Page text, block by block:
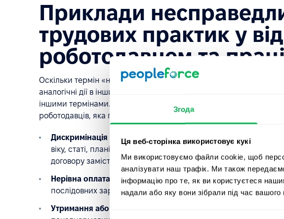
Згода
Ця веб-сторінка використовує кукі
Ми використовуємо файли cookie, щоб
аналізувати наш трафік. Ми також
інформацію про те, як ви користуєтеся
надали або яку вони зібрали під час
Приклади
трудових практик у
роботодавцем та
Оскільки термін «недобросовісні трудові практики» походить
аналогічні дії в інших країнах можуть регулюватися відповідно
іншими термінами. Наступні приклади є, отже, загальним
роботодавців, яка порушує права працівників або обхідні чесні
Дискримінація під час найму або працевлаштування
віку, статі, планів щодо батьківства, інвалідності, походження,
договору замість оцінювання навичок і результатів роботи.
Нерівна оплата за працю рівної цінності— розриви в оплаті
послідовних зарплатних діапазонів або нечіткі політики
Утримання або заниження виплат і бенефітів